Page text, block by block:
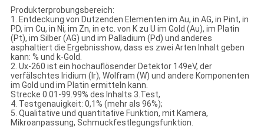
Produkterprobungsbereich:
1. Entdeckung von Dutzenden Elementen im Au, in AG, in Pint, in
PD, im Cu, in Ni, im Zn, in etc. von K zu U im Gold (Au), im Platin
(Pt), im Silber (AG) und im Palladium (Pd) und anderes
asphaltiert die Ergebnisshow, dass es zwei Arten Inhalt geben
kann: % und k-Gold.
2. Ux-260 ist ein hochauflösender Detektor 149eV, der
verfälschtes Iridium (Ir), Wolfram (W) und andere Komponenten
im Gold und im Platin ermitteln kann.
Strecke 0.01-99.99% des Inhalts 3.Test,
4. Testgenauigkeit: 0,1% (mehr als 96%);
5. Qualitative und quantitative Funktion, mit Kamera,
Mikroanpassung, Schmuckfestlegungsfunktion.